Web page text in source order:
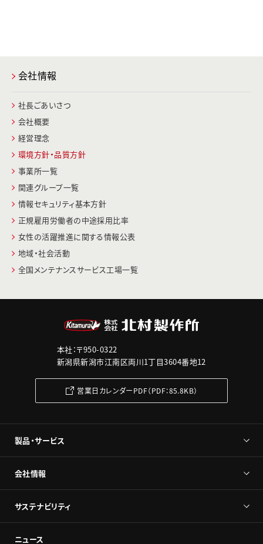
会社情報
社長ごあいさつ
会社概要
経営理念
環境方針・品質方針
事業所一覧
関連グループ一覧
情報セキュリティ基本方針
正規雇用労働者の中途採用比率
女性の活躍推進に関する情報公表
地域・社会活動
全国メンテナンスサービス工場一覧
本社：〒950-0322
新潟県新潟市江南区両川1丁目3604番地12
営業日カレンダーPDF（PDF：85.8KB）
製品・サービス
会社情報
サステナビリティ
ニュース